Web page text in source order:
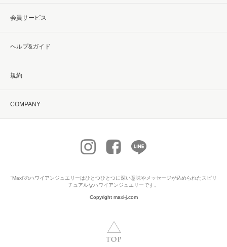
会員サービス
ヘルプ&ガイド
規約
COMPANY
“Maxi”のハワイアンジュエリーはひとつひとつに深い意味やメッセージが込められたスピリ
チュアルなハワイアンジュエリーです。
Copyright maxi-j.com